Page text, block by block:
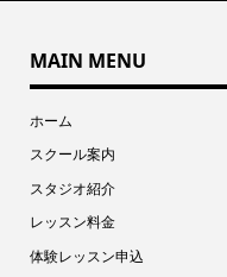
MAIN MENU
ホーム
スクール案内
スタジオ紹介
レッスン料金
体験レッスン申込